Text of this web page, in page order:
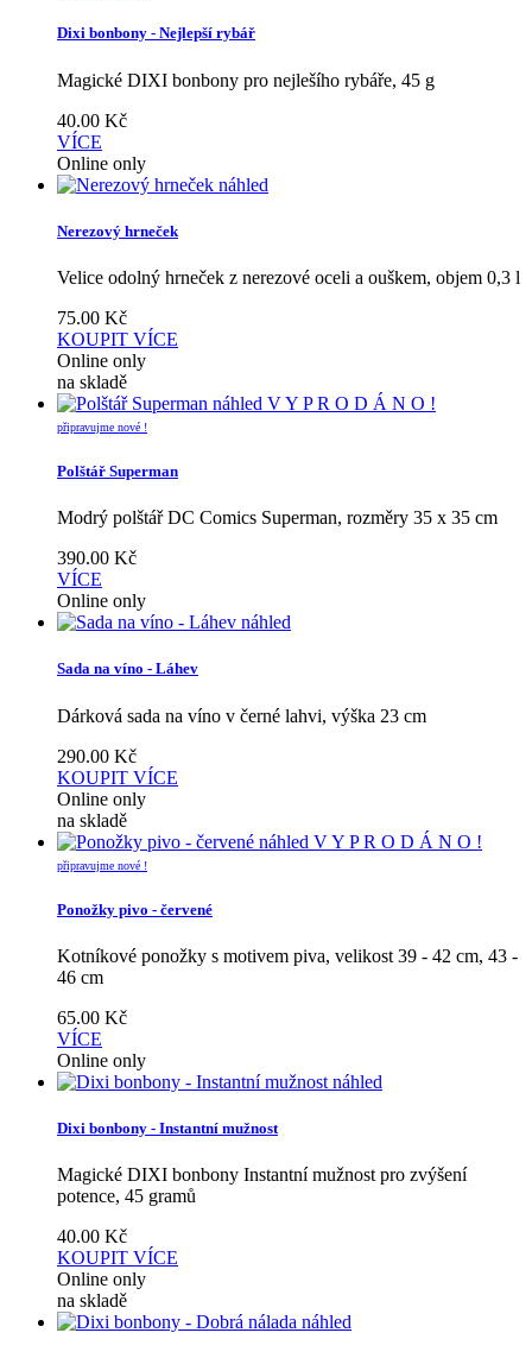
Dixi bonbony - Nejlepší rybář
Magické DIXI bonbony pro nejlešího rybáře, 45 g
40.00 Kč
VÍCE
Online only
náhled
Nerezový hrneček
Velice odolný hrneček z nerezové oceli a ouškem, objem 0,3 l
75.00 Kč
KOUPIT VÍCE
Online only
na skladě
náhled V Y P R O D Á N O !
připravujme nové !
Polštář Superman
Modrý polštář DC Comics Superman, rozměry 35 x 35 cm
390.00 Kč
VÍCE
Online only
náhled
Sada na víno - Láhev
Dárková sada na víno v černé lahvi, výška 23 cm
290.00 Kč
KOUPIT VÍCE
Online only
na skladě
náhled V Y P R O D Á N O !
připravujme nové !
Ponožky pivo - červené
Kotníkové ponožky s motivem piva, velikost 39 - 42 cm, 43 -
46 cm
65.00 Kč
VÍCE
Online only
náhled
Dixi bonbony - Instantní mužnost
Magické DIXI bonbony Instantní mužnost pro zvýšení
potence, 45 gramů
40.00 Kč
KOUPIT VÍCE
Online only
na skladě
náhled